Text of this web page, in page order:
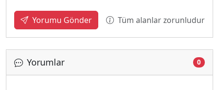
Yorumu Gönder Tüm alanlar zorunludur
Yorumlar 0